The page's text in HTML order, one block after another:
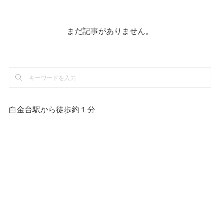
まだ記事がありません。
白金台駅から徒歩約１分